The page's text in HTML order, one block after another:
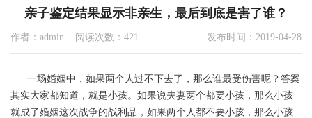
亲子鉴定结果显示非亲生，最后到底是害了谁？
作者：admin 阅读次数：421 发布时间：2019-04-28
一场婚姻中，如果两个人过不下去了，那么谁最受伤害呢？答案
其实大家都知道，就是小孩。如果说夫妻两个都要小孩，那么小孩
就成了婚姻这次战争的战利品，如果两个人都不要小孩，那么小孩